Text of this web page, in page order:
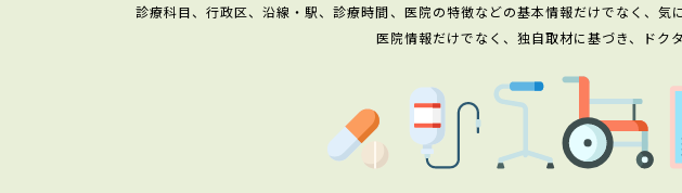
診療科目、行政区、沿線・駅、診療時間、医院の特徴などの基本情報だけでなく、
医院情報だけでなく、独自取材に基づき、ドク